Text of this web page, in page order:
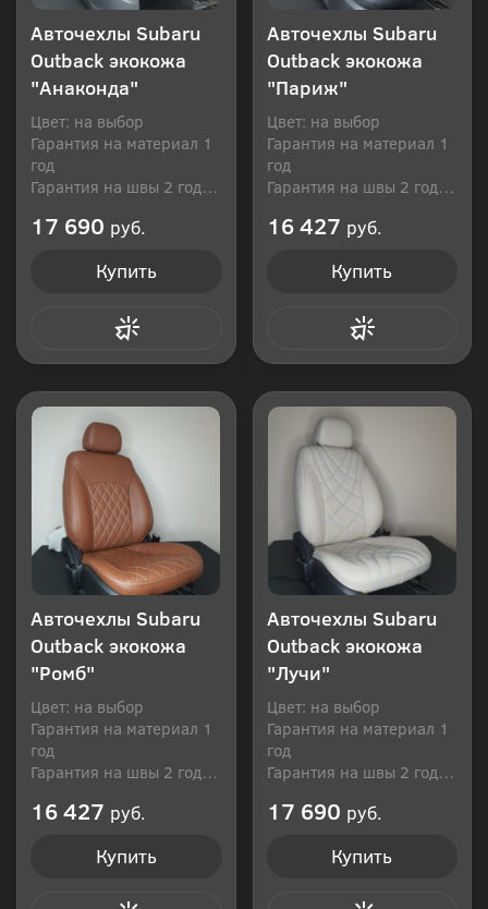
Авточехлы Subaru
Outback экокожа
"Анаконда"
Цвет: на выбор
Гарантия на материал 1
год
Гарантия на швы 2 года
17 690 руб.
Купить
Авточехлы Subaru
Outback экокожа
"Париж"
Цвет: на выбор
Гарантия на материал 1
год
Гарантия на швы 2 года
16 427 руб.
Купить
Авточехлы Subaru
Outback экокожа
"Ромб"
Цвет: на выбор
Гарантия на материал 1
год
Гарантия на швы 2 года
16 427 руб.
Купить
Авточехлы Subaru
Outback экокожа
"Лучи"
Цвет: на выбор
Гарантия на материал 1
год
Гарантия на швы 2 года
17 690 руб.
Купить